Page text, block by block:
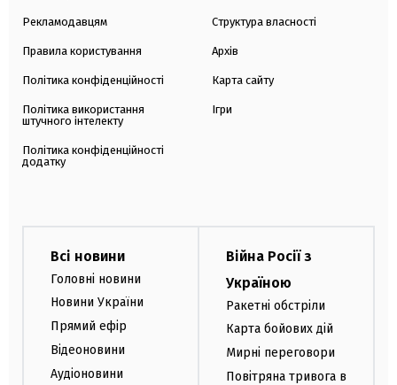
Рекламодавцям
Правила користування
Політика конфіденційності
Політика використання
штучного інтелекту
Політика конфіденційності
додатку
Структура власності
Архів
Карта сайту
Ігри
Всі новини
Головні новини
Новини України
Прямий ефір
Відеоновини
Аудіоновини
Війна Росії з
Україною
Ракетні обстріли
Карта бойових дій
Мирні переговори
Повітряна тривога в